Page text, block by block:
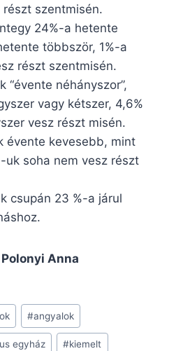
szentmisén.
24%-a hetente
többször, 1%-a
részt szentmisén.
“évente néhányszor”,
vagy kétszer, 4,6%
vesz részt misén.
évente kevesebb, mint
uk soha nem vesz részt
csupán 23 %-a járul
Anna
#angyalok
egyház #kiemelt